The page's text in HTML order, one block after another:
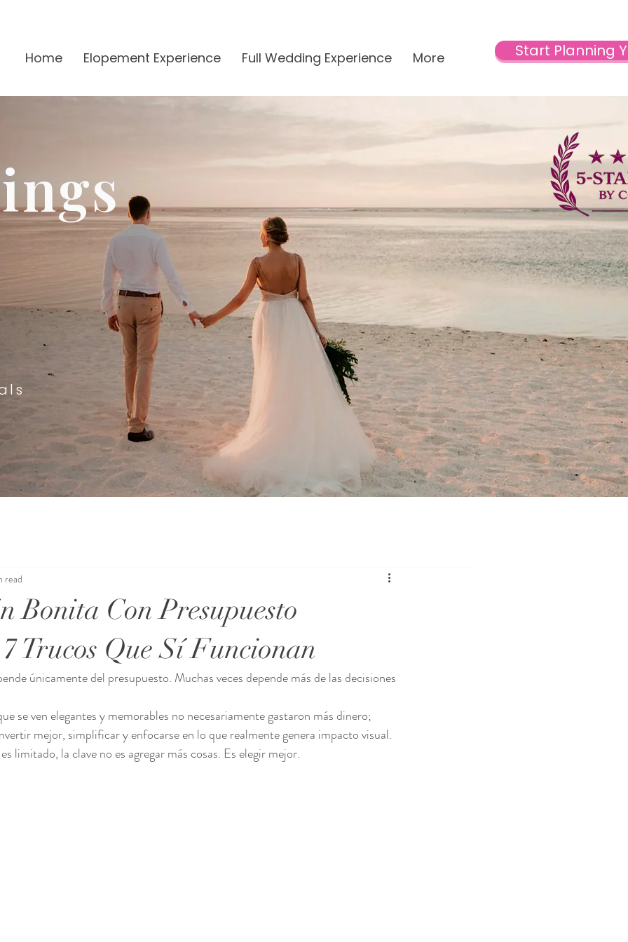
Start Planning
Home Elopement Experience Full Wedding Experience More
Bonita Con Presupuesto
Trucos Que Sí Funcionan
read
únicamente del presupuesto. Muchas veces depende más de las decisiones
se ven elegantes y memorables no necesariamente gastaron más dinero;
mejor, simplificar y enfocarse en lo que realmente genera impacto visual.
limitado, la clave no es agregar más cosas. Es elegir mejor.